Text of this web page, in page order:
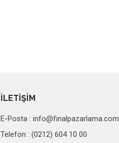
İLETİŞİM
E-Posta :info@finalpazarlama.com
Telefon : (0212) 604 10 00